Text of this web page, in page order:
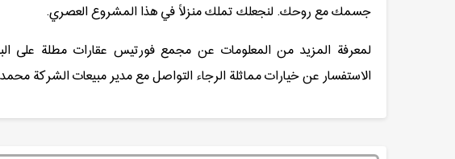
جسمك مع روحك. لنجعلك تملك منزلاً في هذا المشروع العصري.
لمعرفة المزيد من المعلومات عن مجمع فورتيس عقارات مطلة على
الاستفسار عن خيارات مماثلة الرجاء التواصل مع مدير مبيعات الشركة محمد الحاج على